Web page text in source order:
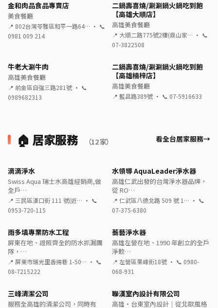
金和肉品食品專賣店
美食餐廳
📍 802台灣苓雅區和平一路64… · 📞
0981 009 214
二鍋壽喜燒/涮涮鍋火鍋吃到飽
【高雄大順店】
高雄美食餐廳
📍 大順二路775號2樓(鼎山家… · 📞
07-3822508
牛老大涮牛肉
高雄美食餐廳
📍 前金區自強三路281號 · 📞
0989682313
二鍋壽喜燒/涮涮鍋火鍋吃到飽
【高雄楠梓店】
高雄美食餐廳
📍 藍昌路389號 · 📞 07-5916633
🏠 居家服務 （12 家） 看全台居家服務
滴滴淨水
Swiss Aqua 瑞士水高雄經銷商,做
全戶…
📍 三民區漢口街 111 號(近… · 📞
0953-720-115
水領導 AquaLeader淨水器
高雄仁武出發的台灣淨水器品牌，
從 RO…
📍 仁武區八德北路 509 號 1… · 📞
07-375-6380
雨多填專業防水工程
屏東在地、證照齊全的防水抓漏團
隊，…
📍 屏東市瑞光里香揚巷 1-50… · 📞
08-7215222
蕎藝淨水器
高雄左營在地、1990 年創立的全戶
淨軟…
📍 左營區果峰街18號 · 📞 0980-
068-931
三峰清潔公司
服務全高雄的清潔公司，同時有
聯漢室內設計有限公司
高雄・台東室內設計｜從北歐風格